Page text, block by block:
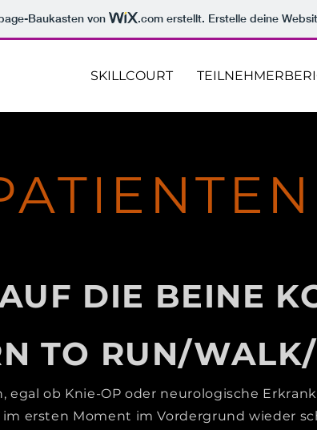
Baukasten von .com erstellt. Erstelle deine
SKILLCOURT
DIE BEINE
TO RUN/
egal ob Knie-OP oder neurologische
ersten Moment im Vordergrund wieder